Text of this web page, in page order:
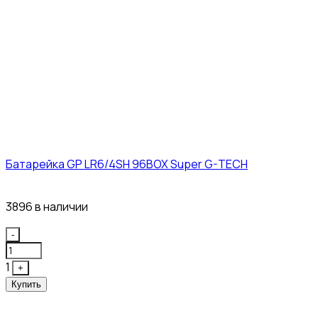
Батарейка GP LR6/4SH 96BOX Super G-TECH
3896 в наличии
Quantity
-
1
+
Купить